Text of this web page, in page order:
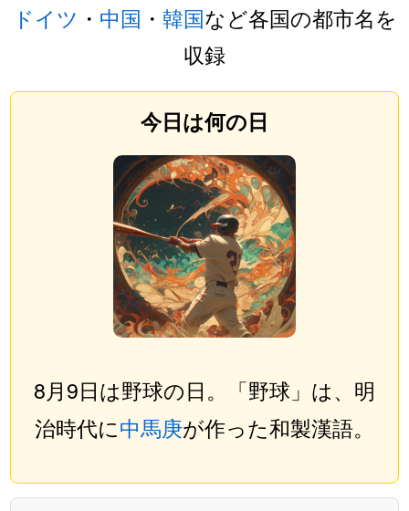
ドイツ ・ 中国 ・ 韓国など各国の都市名を
収録
今日は何の日
8月9日は野球の日。「野球」は、明
治時代に中馬庚が作った和製漢語。